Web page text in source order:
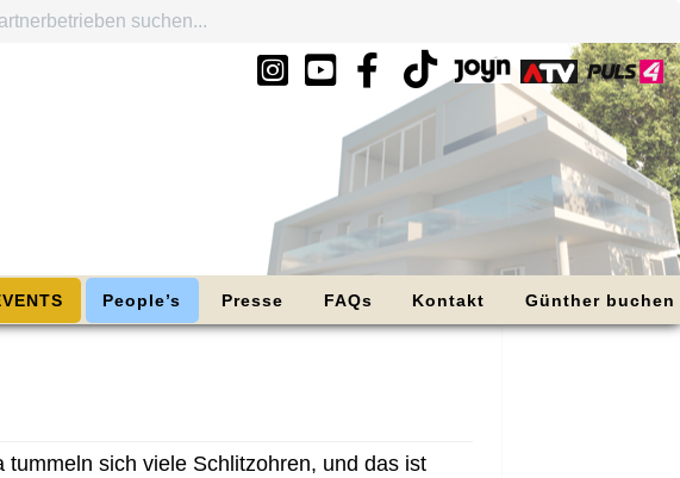
People’s Presse FAQs Kontakt Günther buchen
sich viele Schlitzohren, und das ist